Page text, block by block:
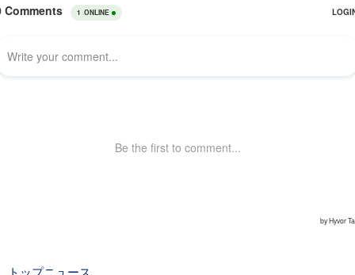
トップニュース